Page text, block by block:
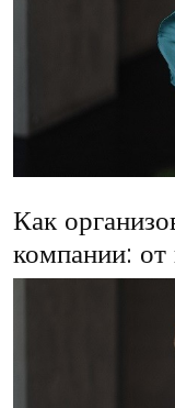
Как
компании: от